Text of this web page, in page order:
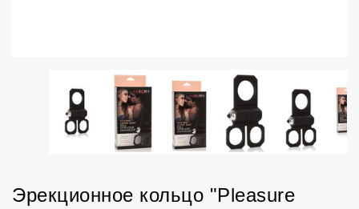
Эрекционное кольцо "Pleasure